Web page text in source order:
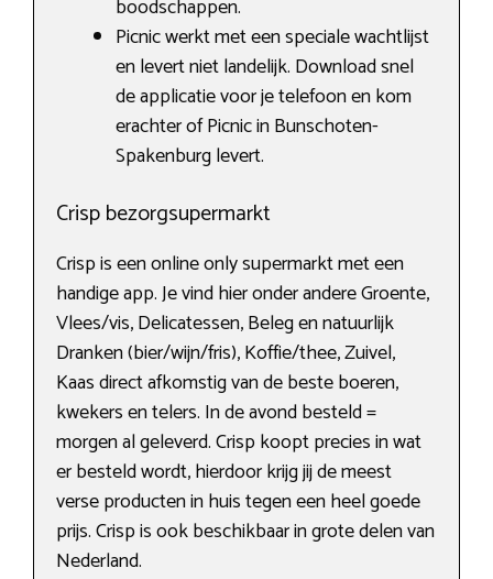
boodschappen.
Picnic werkt met een speciale wachtlijst
en levert niet landelijk. Download snel
de applicatie voor je telefoon en kom
erachter of Picnic in Bunschoten-
Spakenburg levert.
Crisp bezorgsupermarkt
Crisp is een online only supermarkt met een
handige app. Je vind hier onder andere Groente,
Vlees/vis, Delicatessen, Beleg en natuurlijk
Dranken (bier/wijn/fris), Koffie/thee, Zuivel,
Kaas direct afkomstig van de beste boeren,
kwekers en telers. In de avond besteld =
morgen al geleverd. Crisp koopt precies in wat
er besteld wordt, hierdoor krijg jij de meest
verse producten in huis tegen een heel goede
prijs. Crisp is ook beschikbaar in grote delen van
Nederland.